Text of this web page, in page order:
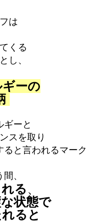
は
くる
し、
ーの
ギーと
スを取り
と言われるマーク
、
る、
状態で
ると